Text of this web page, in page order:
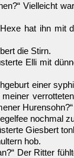
Vielleicht
hat ihn mit
die Stirn.
Elli mit
einer
Hurensohn?“
nochmal
Giesbert
hob.
Der Ritter